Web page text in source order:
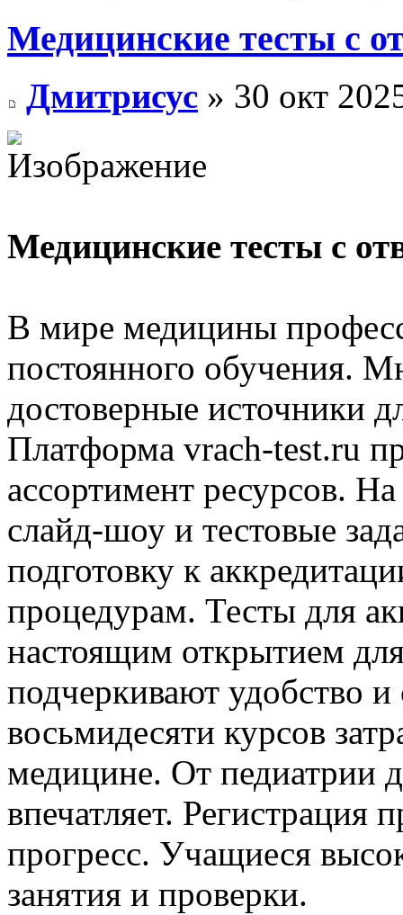
Медицинские тесты с
Дмитрисус » 30 окт
Медицинские тесты с
В мире медицины
постоянного обучения.
достоверные источники
Платформа vrach-test.ru
ассортимент ресурсов.
слайд-шоу и тестовые
подготовку к
процедурам. Тесты для
настоящим открытием
подчеркивают удобство
восьмидесяти курсов
медицине. От педиатрии
впечатляет. Регистрация
прогресс. Учащиеся
занятия и проверки.